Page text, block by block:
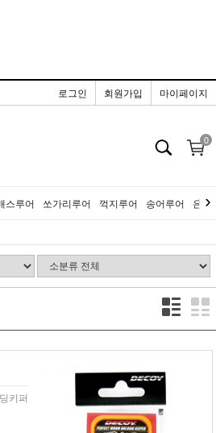
로그인 회원가입 마이페이지
0
스루어 쏘가리루어 꺽지루어 송어루어 은어
키퍼